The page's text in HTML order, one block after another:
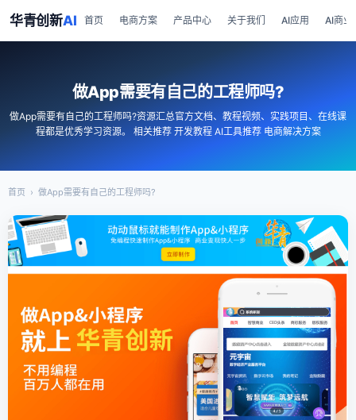
华青创新AI 首页 电商方案 产品中心 关于我们 AI应用 AI商业
做App需要有自己的工程师吗?
做App需要有自己的工程师吗?资源汇总官方文档、教程视频、实践项目、在线课
程都是优秀学习资源。 相关推荐 开发教程 AI工具推荐 电商解决方案
首页 › 做App需要有自己的工程师吗?